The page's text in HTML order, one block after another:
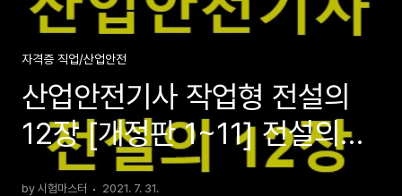
자격증 직업/산업안전
산업안전기사 작업형 전설의
12장 [개정판 1~11] 전설의
20장
by 시험마스터 2021. 7. 31.